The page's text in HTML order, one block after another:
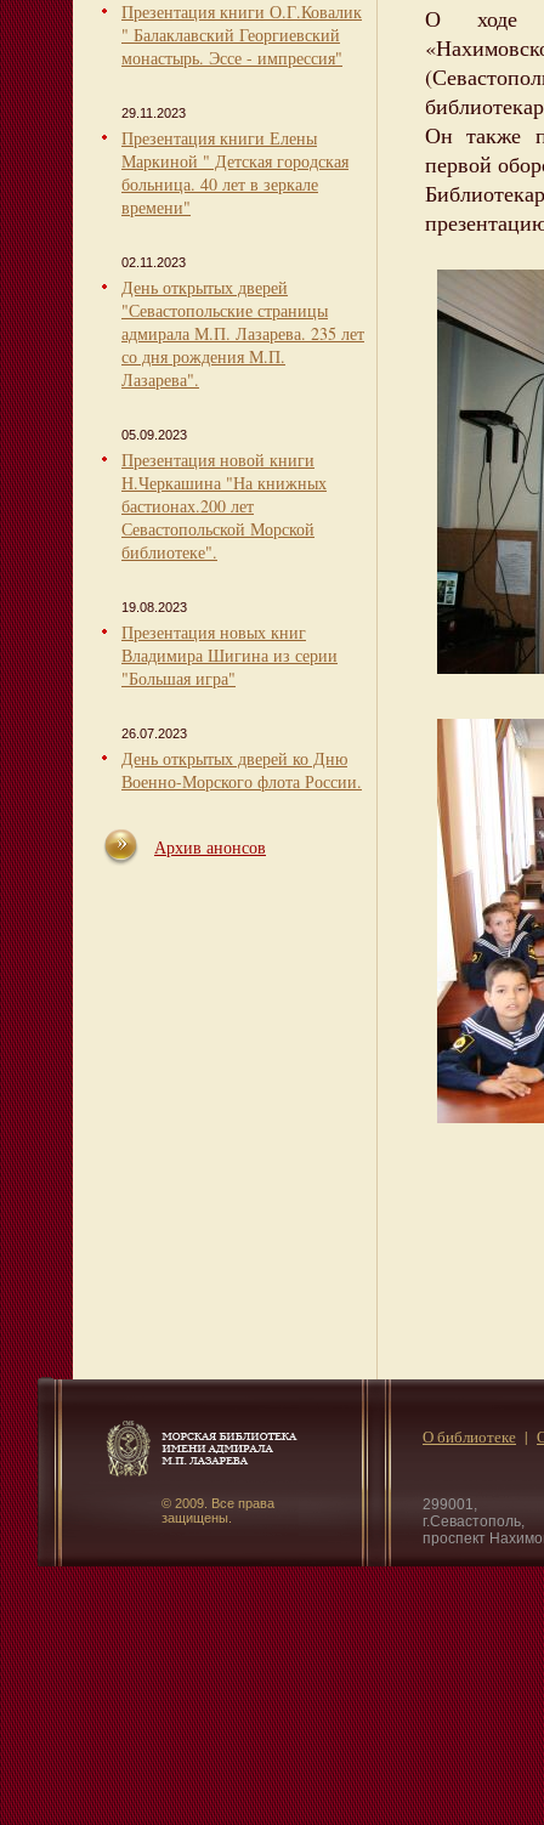
Презентация книги О.Г.Ковалик
" Балаклавский Георгиевский
монастырь. Эссе - импрессия"
29.11.2023
Презентация книги Елены
Маркиной " Детская городская
больница. 40 лет в зеркале
времени"
02.11.2023
День открытых дверей
"Севастопольские страницы
адмирала М.П. Лазарева. 235 лет
со дня рождения М.П.
Лазарева".
05.09.2023
Презентация новой книги
Н.Черкашина "На книжных
бастионах.200 лет
Севастопольской Морской
библиотеке".
19.08.2023
Презентация новых книг
Владимира Шигина из серии
"Большая игра"
26.07.2023
День открытых дверей ко Дню
Военно-Морского флота России.
Архив анонсов
О ходе
Он также
первой
© 2009. Все права
защищены.
299001,
г.Севастополь,
проспект
О библиотеке